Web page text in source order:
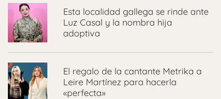
Esta localidad gallega se rinde ante
Luz Casal y la nombra hija
adoptiva
El regalo de la cantante Metrika a
Leire Martínez para hacerla
«perfecta»